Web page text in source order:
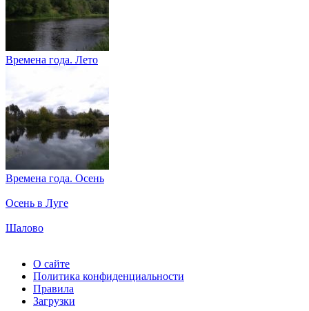
Времена года. Лето
Времена года. Осень
Осень в Луге
Шалово
О сайте
Политика конфиденциальности
Правила
Загрузки